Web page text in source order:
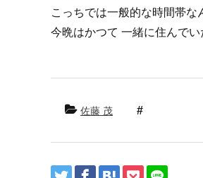
こっちでは一般的な時間帯な
今晩はかつて 一緒に住んで
佐藤 茂